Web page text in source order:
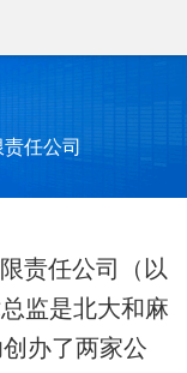
任公司
责任公司（以
监是北大和麻
办了两家公